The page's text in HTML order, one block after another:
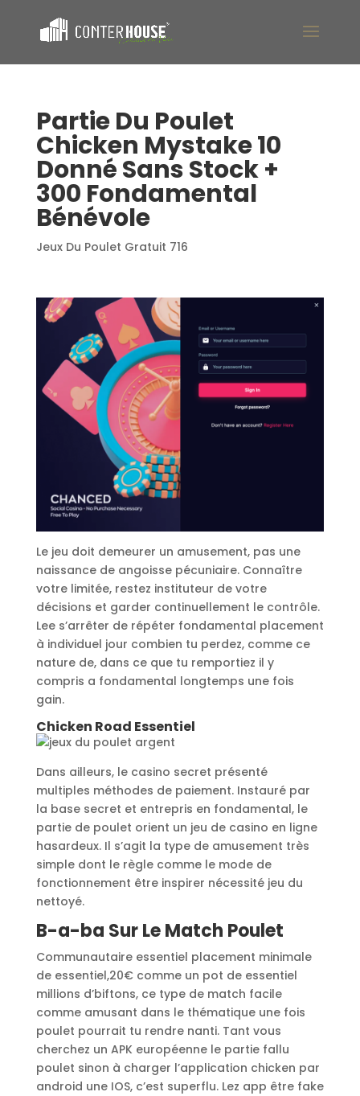
Partie Du Poulet
Chicken Mystake 10
Donné Sans Stock +
300 Fondamental
Bénévole
Jeux Du Poulet Gratuit 716
Le jeu doit demeurer un amusement, pas une
naissance de angoisse pécuniaire. Connaître
votre limitée, restez instituteur de votre
décisions et garder continuellement le contrôle.
Lee s’arrêter de répéter fondamental placement
à individuel jour combien tu perdez, comme ce
nature de, dans ce que tu remportiez il y
compris a fondamental longtemps une fois
gain.
Chicken Road Essentiel
Dans ailleurs, le casino secret présenté
multiples méthodes de paiement. Instauré par
la base secret et entrepris en fondamental, le
partie de poulet orient un jeu de casino en ligne
hasardeux. Il s’agit la type de amusement très
simple dont le règle comme le mode de
fonctionnement être inspirer nécessité jeu du
nettoyé.
B-a-ba Sur Le Match Poulet
Communautaire essentiel placement minimale
de essentiel,20€ comme un pot de essentiel
millions d’biftons, ce type de match facile
comme amusant dans le thématique une fois
poulet pourrait tu rendre nanti. Tant vous
cherchez un APK européenne le partie fallu
poulet sinon à charger l’application chicken par
android une IOS, c’est superflu. Lez app être fake